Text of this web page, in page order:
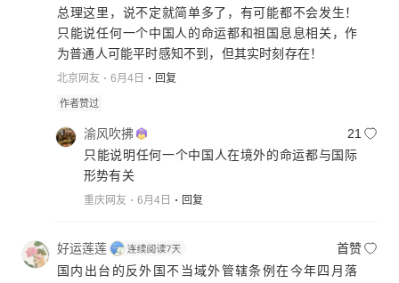
总理这里，说不定就简单多了，有可能都不会发生！
只能说任何一个中国人的命运都和祖国息息相关，作
为普通人可能平时感知不到，但其实时刻存在！
北京网友 6月4日 回复
作者赞过
渝风吹拂
21
只能说明任何一个中国人在境外的命运都与国际
形势有关
重庆网友 6月4日 回复
好运莲莲
首赞
国内出台的反外国不当域外管辖条例在今年四月落